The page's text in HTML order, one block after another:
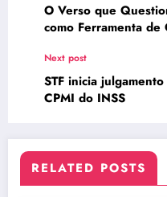
O Verso que
como Ferramenta de
Next post
STF inicia
CPMI do INSS
RELATED POSTS